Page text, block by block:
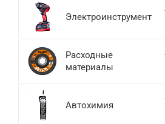
Электроинструмент
Расходные
материалы
Автохимия